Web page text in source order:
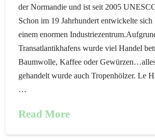
der Normandie und ist seit 2005
Schon im 19 Jahrhundert entwickelte
einem enormen
Transatlantikhafens wurde viel Handel
Baumwolle, Kaffee oder
gehandelt wurde auch Tropenhölzer. Le
…
Read More